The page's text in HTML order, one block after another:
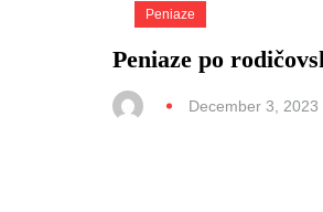
Peniaze
Peniaze po
December 3, 2023